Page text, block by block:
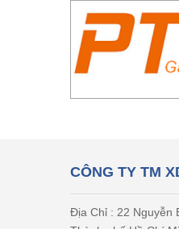
Địa Chỉ : 22 Nguyễn
Thành phố Hồ Chí